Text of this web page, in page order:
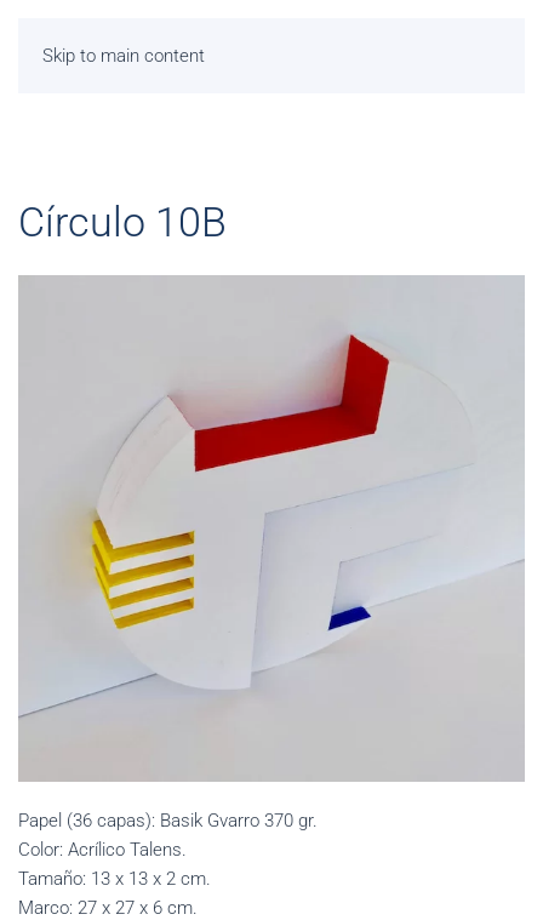
Skip to main content
Círculo 10B
Papel (36 capas): Basik Gvarro 370 gr.
Color: Acrílico Talens.
Tamaño: 13 x 13 x 2 cm.
Marco: 27 x 27 x 6 cm.